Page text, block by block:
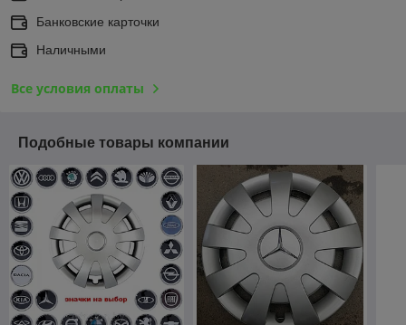
Банковские карточки
Наличными
Все условия оплаты
Подобные товары компании